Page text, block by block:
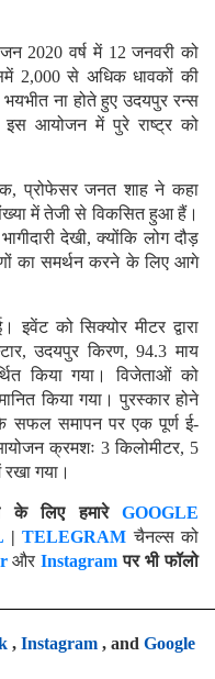
2020 वर्ष में 12 जनवरी को
2,000 से अधिक धावकों की
भयभीत ना होते हुए उदयपुर रन्स
आयोजन में पुरे राष्ट्र को
प्रोफेसर जनत शाह ने कहा
में तेजी से विकसित हुआ हैं।
देखी, क्योंकि लोग दौड़
का समर्थन करने के लिए आगे
को सिक्योर मीटर द्वारा
उदयपुर किरण, 94.3 माय
किया गया। विजेताओं को
किया गया। पुरस्कार होने
सफल समापन पर एक पूर्ण ई-
क्रमशः 3 किलोमीटर, 5
गया।
लिए हमारे GOOGLE
| TELEGRAM चैनल्स को
औरInstagram पर भी फॉलो
, Instagram, and Google